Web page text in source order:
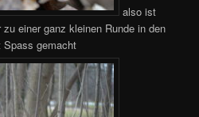
also ist
einer ganz kleinen Runde in den
Spass gemacht